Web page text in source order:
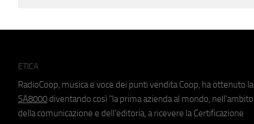
ETICA
RadioCoop, musica e voce dei punti vendita Coop, ha ottenuto la
SA8000 diventando così "la prima azienda al mondo, nell'ambito
della comunicazione e dell'editoria, a ricevere la Certificazione